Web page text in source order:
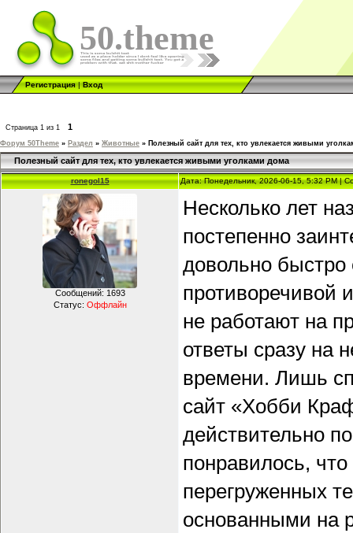
50.theme
Регистрация|Вход
Страница 1 из 1 1
Форум 50Theme » Раздел » Животные » Полезный сайт для тех, кто увлекается живыми
Полезный сайт для тех, кто увлекается живыми уголками дома
ronegol15 Дата: Понедельник, 2026-06-15, 5:32 PM |
Сообщений: 1693
Статус: Оффлайн
Несколько лет
постепенно
довольно быстро
противоречивой
не работают на
ответы сразу на
времени. Лишь
сайт «Хобби
действительно
понравилось,
перегруженных
основанными на